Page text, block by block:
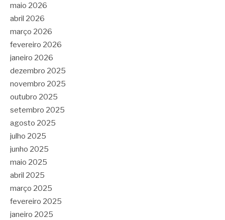
maio 2026
abril 2026
março 2026
fevereiro 2026
janeiro 2026
dezembro 2025
novembro 2025
outubro 2025
setembro 2025
agosto 2025
julho 2025
junho 2025
maio 2025
abril 2025
março 2025
fevereiro 2025
janeiro 2025